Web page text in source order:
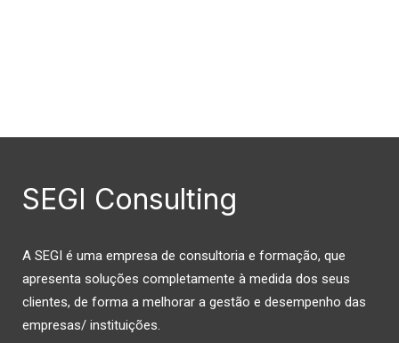
SEGI Consulting
A SEGI é uma empresa de consultoria e formação, que
apresenta soluções completamente à medida dos seus
clientes, de forma a melhorar a gestão e desempenho das
empresas/ instituições.